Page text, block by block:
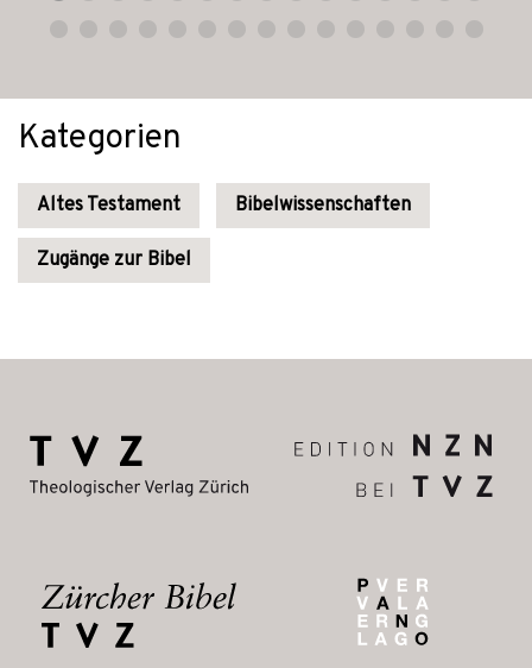
Kategorien
Altes Testament Bibelwissenschaften
Zugänge zur Bibel